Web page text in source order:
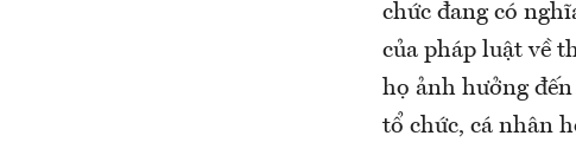
chức đang có
của pháp luật về
họ ảnh hưởng
tổ chức, cá nhân